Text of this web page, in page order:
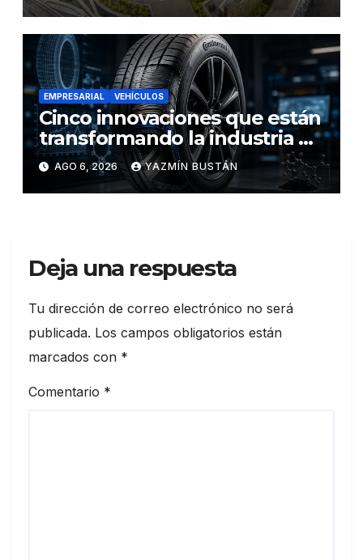
EMPRESARIAL VEHÍCULOS
Cinco innovaciones que están
transformando la industria de
los neumáticos y redefinen el
futuro de la movilidad
AGO 6, 2026 YAZMÍN BUSTÁN
Deja una respuesta
Tu dirección de correo electrónico no será
publicada. Los campos obligatorios están
marcados con *
Comentario *